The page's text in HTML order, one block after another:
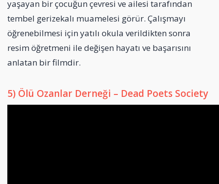
yaşayan bir çocuğun çevresi ve ailesi tarafından
tembel gerizekalı muamelesi görür. Çalışmayı
öğrenebilmesi için yatılı okula verildikten sonra
resim öğretmeni ile değişen hayatı ve başarısını
anlatan bir filmdir.
5) Ölü Ozanlar Derneği – Dead Poets Society